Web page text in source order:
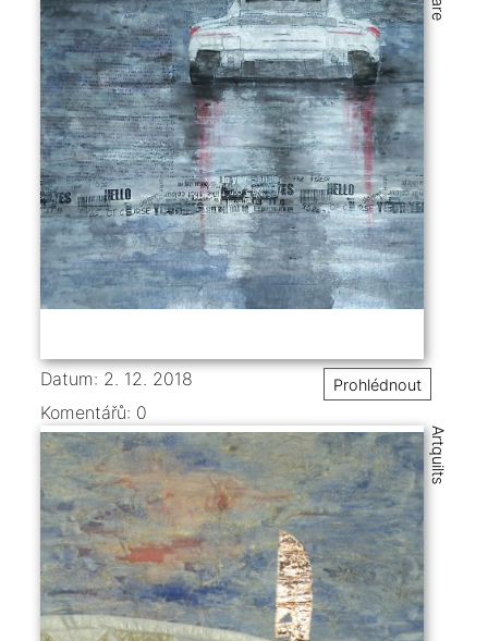
Datum: 2. 12. 2018 Prohlédnout
Komentářů: 0
Artquilts